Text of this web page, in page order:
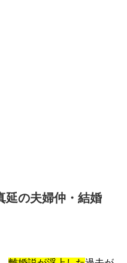
延の夫婦仲・結婚